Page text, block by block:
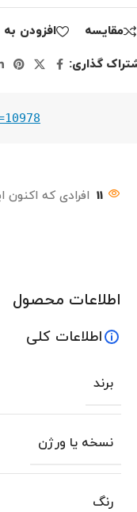
مقايسه
افزودن
گذاری:
11 افرادی که
اطلاعات محصول
اطلاعات کلی
برند
نسخه یا ورژن
رنگ